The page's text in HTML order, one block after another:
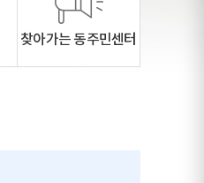
찾아가는 동주민센터